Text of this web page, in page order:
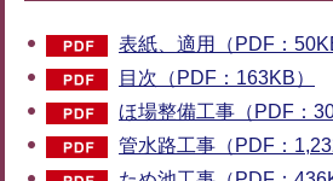
表紙、適用（PDF：
目次（PDF：163KB）
ほ場整備工事（PDF：
管水路工事（PDF：